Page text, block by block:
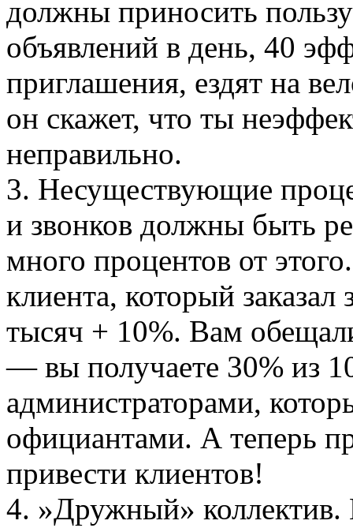
должны приносить
объявлений в день, 40
приглашения, ездят на
он скажет, что ты
неправильно.
3. Несуществующие
и звонков должны быть
много процентов от
клиента, который заказал
тысяч + 10%. Вам
— вы получаете 30% из
администраторами,
официантами. А теперь
привести клиентов!
4. »Дружный»